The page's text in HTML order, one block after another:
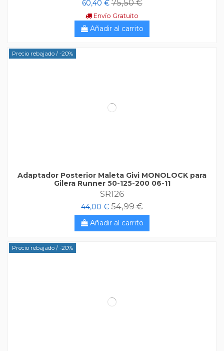
60,40 € 75,50 €
Envío Gratuito
Añadir al carrito
Precio rebajado / -20%
Adaptador Posterior Maleta Givi MONOLOCK para
Gilera Runner 50-125-200 06-11
SR126
44,00 € 54,99 €
Añadir al carrito
Precio rebajado / -20%